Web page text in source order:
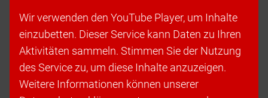
Wir verwenden den YouTube Player, um Inhalte
einzubetten. Dieser Service kann Daten zu Ihren
Aktivitäten sammeln. Stimmen Sie der Nutzung
des Service zu, um diese Inhalte anzuzeigen.
Weitere Informationen können unserer